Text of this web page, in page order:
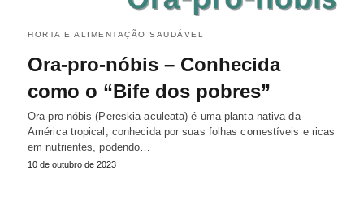
HORTA E ALIMENTAÇÃO SAUDÁVEL
Ora-pro-nóbis – Conhecida
como o “Bife dos pobres”
Ora-pro-nóbis (Pereskia aculeata) é uma planta nativa da
América tropical, conhecida por suas folhas comestíveis e ricas
em nutrientes, podendo…
10 de outubro de 2023